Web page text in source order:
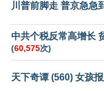
川普前脚走 普京急急
中共个税反常高增长
(60,575次)
天下奇谭 (560) 女孩